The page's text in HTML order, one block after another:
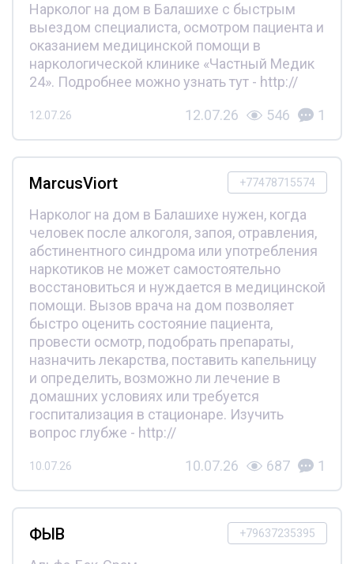
Нарколог на дом в Балашихе с быстрым
выездом специалиста, осмотром пациента и
оказанием медицинской помощи в
наркологической клинике «Частный Медик
24». Подробнее можно узнать тут - http://
12.07.26 12.07.26 546 1
+77478715574
MarcusViort
Нарколог на дом в Балашихе нужен, когда
человек после алкоголя, запоя, отравления,
абстинентного синдрома или употребления
наркотиков не может самостоятельно
восстановиться и нуждается в медицинской
помощи. Вызов врача на дом позволяет
быстро оценить состояние пациента,
провести осмотр, подобрать препараты,
назначить лекарства, поставить капельницу
и определить, возможно ли лечение в
домашних условиях или требуется
госпитализация в стационаре. Изучить
вопрос глубже - http://
10.07.26 10.07.26 687 1
+79637235395
ФЫВ